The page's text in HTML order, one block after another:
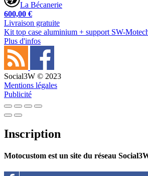
La Bécanerie
600,00 €
Livraison gratuite
Kit top case aluminium + support SW-
Plus d'infos
Social3W © 2023
Mentions légales
Publicité
Inscription
Motocustom est un site du réseau